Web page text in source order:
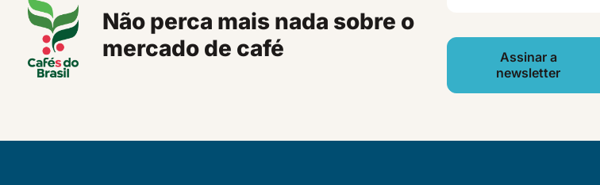
Não perca mais nada sobre o
mercado de café
Assinar a
newsletter